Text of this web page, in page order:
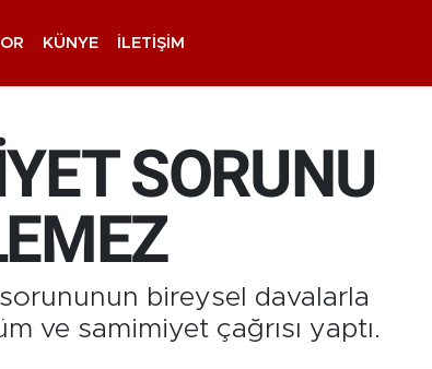
KÜNYE İLETIŞIM
SORUNU
bireysel davalarla
ve samimiyet çağrısı yaptı.